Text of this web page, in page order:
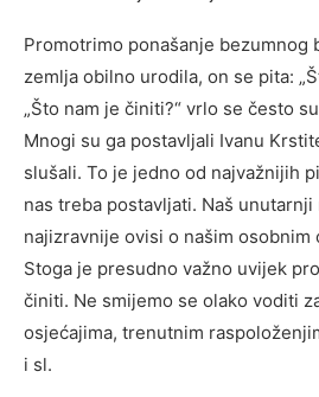
Promotrimo ponašanje bezumnog
zemlja obilno urodila, on se pita:
„Što nam je činiti?“ vrlo se često
Mnogi su ga postavljali Ivanu
slušali. To je jedno od najvažnijih
nas treba postavljati. Naš unutarnji
najizravnije ovisi o našim osobnim
Stoga je presudno važno uvijek
činiti. Ne smijemo se olako voditi
osjećajima, trenutnim
i sl.